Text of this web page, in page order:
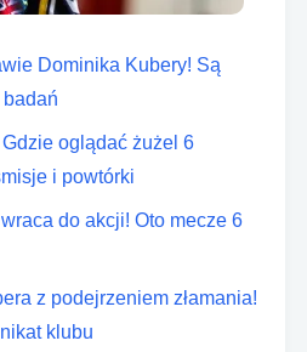
Dominika Kubery! Są
oglądać żużel 6
i powtórki
do akcji! Oto mecze 6
z podejrzeniem złamania!
klubu